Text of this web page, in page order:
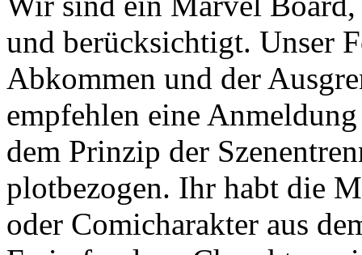
und berücksichtigt. Unser
Abkommen und der
empfehlen eine
dem Prinzip der
plotbezogen. Ihr habt die
oder Comicharakter aus